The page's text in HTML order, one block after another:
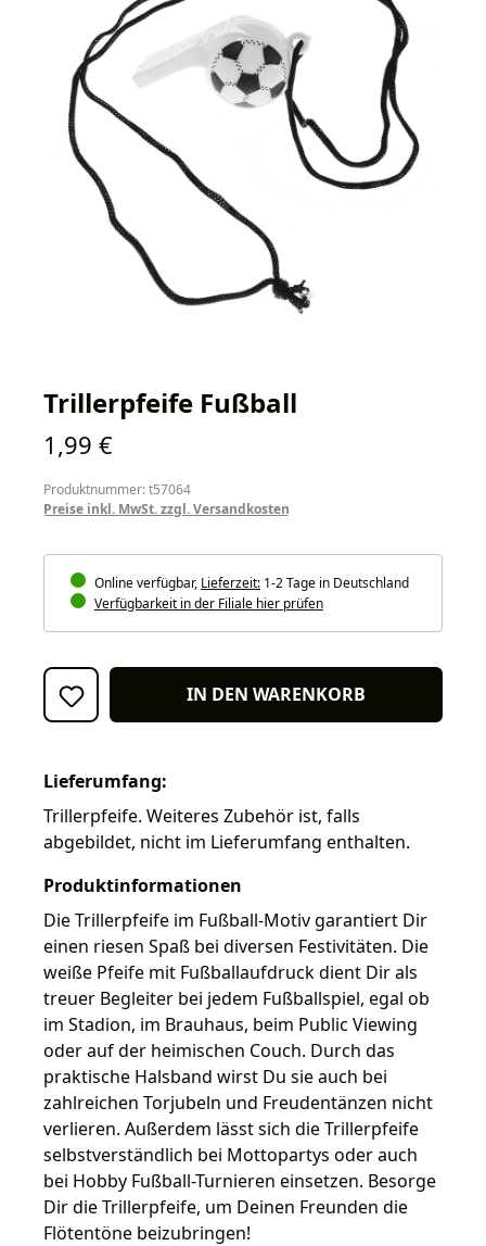
Trillerpfeife Fußball
Regulärer Preis:
1,99 €
Produktnummer: t57064
Preise inkl. MwSt. zzgl. Versandkosten
Online verfügbar, Lieferzeit: 1-2 Tage in Deutschland
Verfügbarkeit in der Filiale hier prüfen
IN DEN WARENKORB
Lieferumfang:
Trillerpfeife. Weiteres Zubehör ist, falls
abgebildet, nicht im Lieferumfang enthalten.
Produktinformationen
Die Trillerpfeife im Fußball-Motiv garantiert Dir
einen riesen Spaß bei diversen Festivitäten. Die
weiße Pfeife mit Fußballaufdruck dient Dir als
treuer Begleiter bei jedem Fußballspiel, egal ob
im Stadion, im Brauhaus, beim Public Viewing
oder auf der heimischen Couch. Durch das
praktische Halsband wirst Du sie auch bei
zahlreichen Torjubeln und Freudentänzen nicht
verlieren. Außerdem lässt sich die Trillerpfeife
selbstverständlich bei Mottopartys oder auch
bei Hobby Fußball-Turnieren einsetzen. Besorge
Dir die Trillerpfeife, um Deinen Freunden die
Flötentöne beizubringen!